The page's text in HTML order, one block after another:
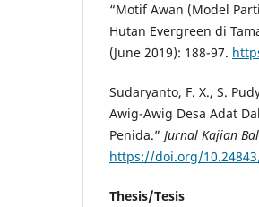
“Motif Awan (Model
Hutan Evergreen di
(June 2019): 188-97.
Sudaryanto, F. X., S.
Awig-Awig Desa Adat
Penida.” Jurnal Kajian
https://doi.org/
Thesis/Tesis